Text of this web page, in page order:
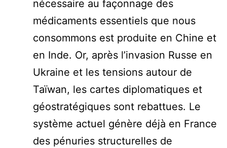
nécessaire au façonnage des
médicaments essentiels que nous
consommons est produite en Chine et
en Inde. Or, après l’invasion Russe en
Ukraine et les tensions autour de
Taïwan, les cartes diplomatiques et
géostratégiques sont rebattues. Le
système actuel génère déjà en France
des pénuries structurelles de